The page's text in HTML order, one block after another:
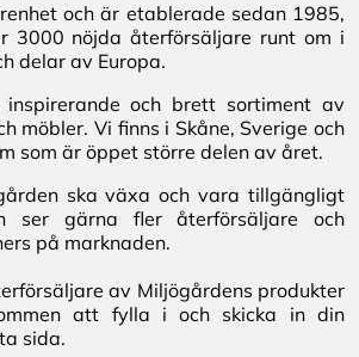
och är etablerade sedan 1985,
3000 nöjda återförsäljare runt om i
delar av Europa.
och brett sortiment av
möbler. Vi finns i Skåne, Sverige och
som är öppet större delen av året.
ska växa och vara tillgängligt
ser gärna fler återförsäljare och
på marknaden.
av Miljögårdens produkter
att fylla i och skicka in din
sida.